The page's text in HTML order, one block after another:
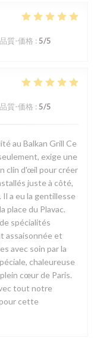
品質-価格 : 5/5
品質-価格 : 5/5
au Balkan Grill Ce
exige une
clin d'œil pour créer
juste à côté,
a eu la gentillesse
place du Plavac.
spécialités
assaisonnée et
avec soin par la
chaleureuse
cœur de Paris.
tout notre
cette